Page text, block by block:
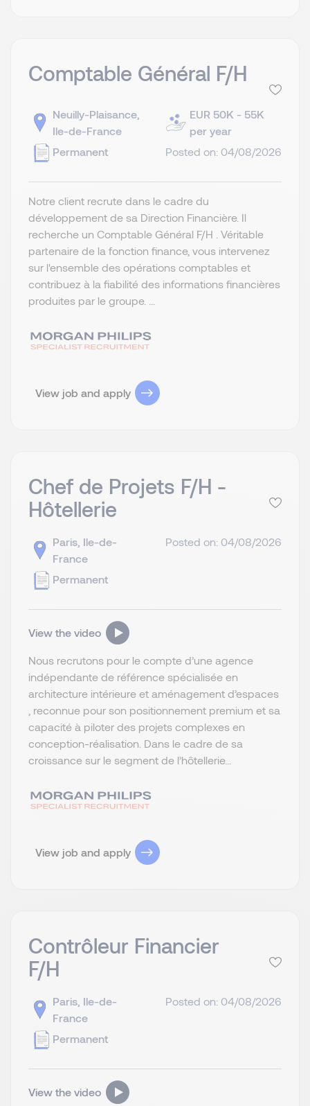
Comptable Général F/H
Neuilly-Plaisance,
Ile-de-France
Permanent
EUR 50K - 55K
per year
Posted on: 04/08/2026
Notre client recrute dans le cadre du
développement de sa Direction Financière. Il
recherche un Comptable Général F/H . Véritable
partenaire de la fonction finance, vous intervenez
sur l'ensemble des opérations comptables et
contribuez à la fiabilité des informations financières
produites par le groupe. ...
View job and apply
Chef de Projets F/H -
Hôtellerie
Paris, Ile-de-
France
Permanent
Posted on: 04/08/2026
View the video
Nous recrutons pour le compte d’une agence
indépendante de référence spécialisée en
architecture intérieure et aménagement d’espaces
, reconnue pour son positionnement premium et sa
capacité à piloter des projets complexes en
conception-réalisation. Dans le cadre de sa
croissance sur le segment de l’hôtellerie...
View job and apply
Contrôleur Financier
F/H
Paris, Ile-de-
France
Permanent
Posted on: 04/08/2026
View the video